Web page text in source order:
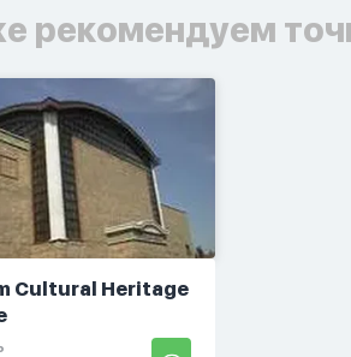
рекомендуем
Cultural Heritage